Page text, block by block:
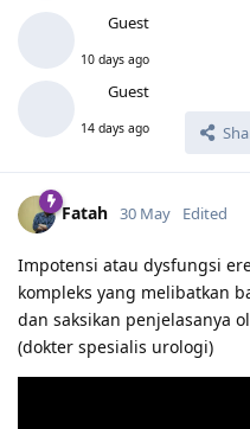
Guest
10 days ago
Guest
14 days ago
Fatah 30 May Edited
Impotensi atau dysfungsi
kompleks yang melibatkan
dan saksikan penjelasanya
(dokter spesialis urologi)